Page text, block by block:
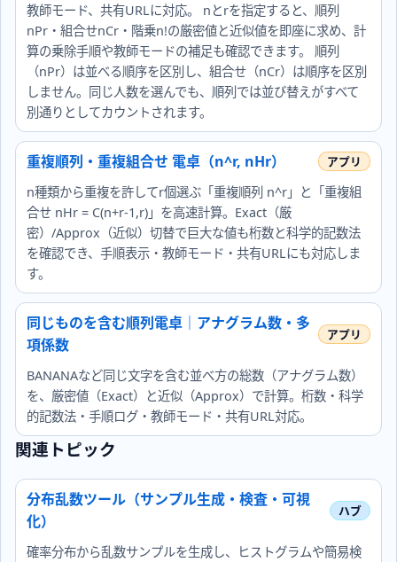
教師モード、共有URLに対応。 nとrを指定すると、順列
nPr・組合せnCr・階乗n!の厳密値と近似値を即座に求め、計
算の乗除手順や教師モードの補足も確認できます。 順列
（nPr）は並べる順序を区別し、組合せ（nCr）は順序を区別
しません。同じ人数を選んでも、順列では並び替えがすべて
別通りとしてカウントされます。
重複順列・重複組合せ 電卓（n^r, nHr）
n種類から重複を許してr個選ぶ「重複順列 n^r」と「重複組
合せ nHr = C(n+r-1,r)」を高速計算。Exact（厳
密）/Approx（近似）切替で巨大な値も桁数と科学的記数法
を確認でき、手順表示・教師モード・共有URLにも対応しま
す。
同じものを含む順列電卓｜アナグラム数・多
項係数
BANANAなど同じ文字を含む並べ方の総数（アナグラム数）
を、厳密値（Exact）と近似（Approx）で計算。桁数・科学
的記数法・手順ログ・教師モード・共有URL対応。
関連トピック
分布乱数ツール（サンプル生成・検査・可視
化）
確率分布から乱数サンプルを生成し、ヒストグラムや簡易検